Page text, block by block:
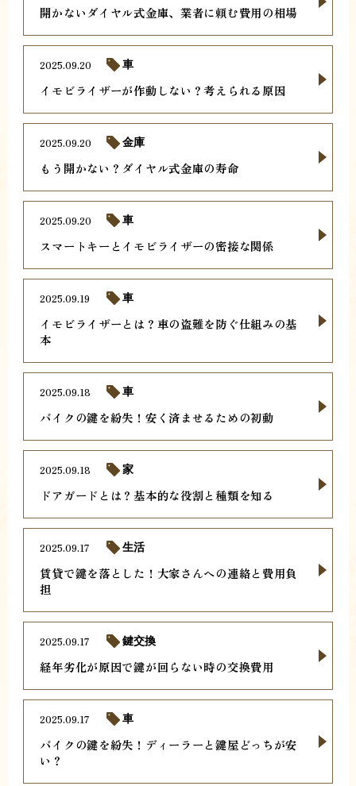
開かないダイヤル式金庫、業者に頼む費用の相場
イモビライザーが作動しない？考えられる原因
2025.09.20 車
もう開かない？ダイヤル式金庫の寿命
2025.09.20 金庫
スマートキーとイモビライザーの密接な関係
2025.09.20 車
イモビライザーとは？車の盗難を防ぐ仕組みの基
本
2025.09.19 車
バイクの鍵を紛失！安く済ませるための初動
2025.09.18 車
ドアガードとは？基本的な役割と種類を知る
2025.09.18 家
賃貸で鍵を落とした！大家さんへの連絡と費用負
担
2025.09.17 生活
経年劣化が原因で鍵が回らない時の交換費用
2025.09.17 鍵交換
バイクの鍵を紛失！ディーラーと鍵屋どっちが安
い？
2025.09.17 車